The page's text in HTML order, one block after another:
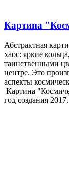
Картина
Абстрактная
хаос: яркие
таинственными
центре. Это
аспекты
Картина
год создания 2017.